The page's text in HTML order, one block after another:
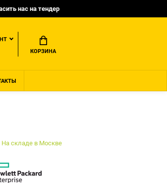
нас на тендер
КОРЗИНА
На складе в Москве